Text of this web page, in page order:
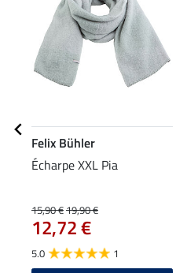
Felix Bühler
Écharpe XXL Pia
15,90 €19,90 €
12,72 €
5.0 1